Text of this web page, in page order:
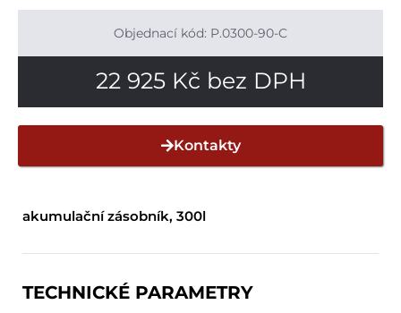
akumulační zásobník, 300l
TECHNICKÉ PARAMETRY
Objednací kód: P.0300-90-C
22 925 Kč bez DPH
Kontakty